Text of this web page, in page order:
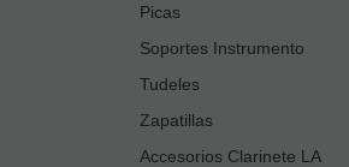
Picas
Soportes Instrumento
Tudeles
Zapatillas
Accesorios Clarinete LA